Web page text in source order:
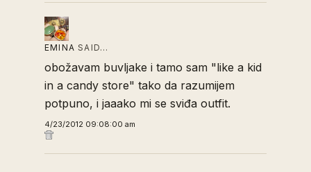
EMINA SAID…
obožavam buvljake i tamo sam "like a kid
in a candy store" tako da razumijem
potpuno, i jaaako mi se sviđa outfit.
4/23/2012 09:08:00 am